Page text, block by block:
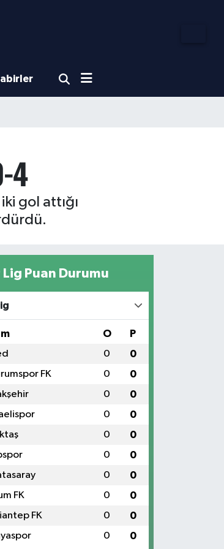
4
gol attığı
Lig Puan Durumu
O P
0 0
FK 0 0
0 0
0 0
0 0
0 0
0 0
FK 0 0
FK 0 0
0 0